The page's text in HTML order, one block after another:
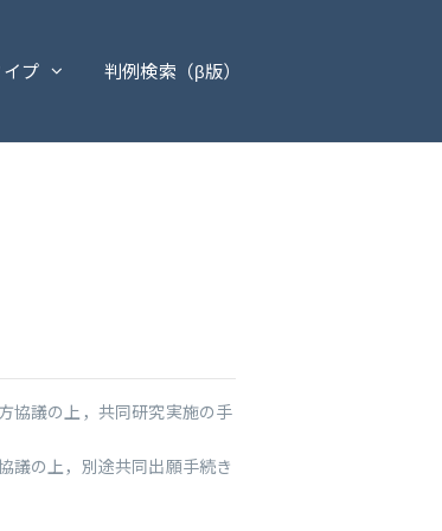
プ 判例検索（β版）
協議の上，共同研究実施の手
議の上，別途共同出願手続き